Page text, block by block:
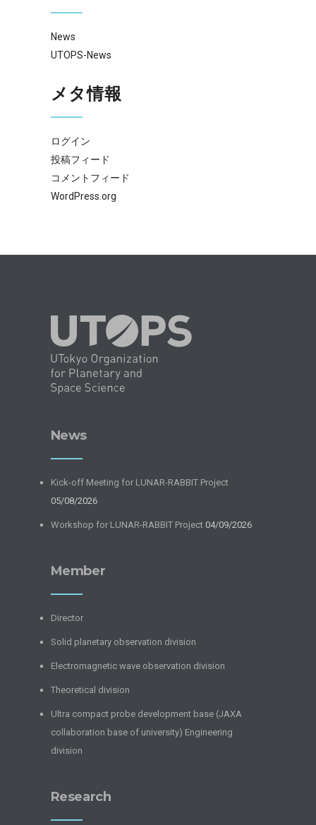
News
UTOPS-News
メタ情報
ログイン
投稿フィード
コメントフィード
WordPress.org
News
Kick-off Meeting for LUNAR-RABBIT Project
05/08/2026
Workshop for LUNAR-RABBIT Project 04/09/2026
Member
Director
Solid planetary observation division
Electromagnetic wave observation division
Theoretical division
Ultra compact probe development base (JAXA
collaboration base of university) Engineering
division
Research